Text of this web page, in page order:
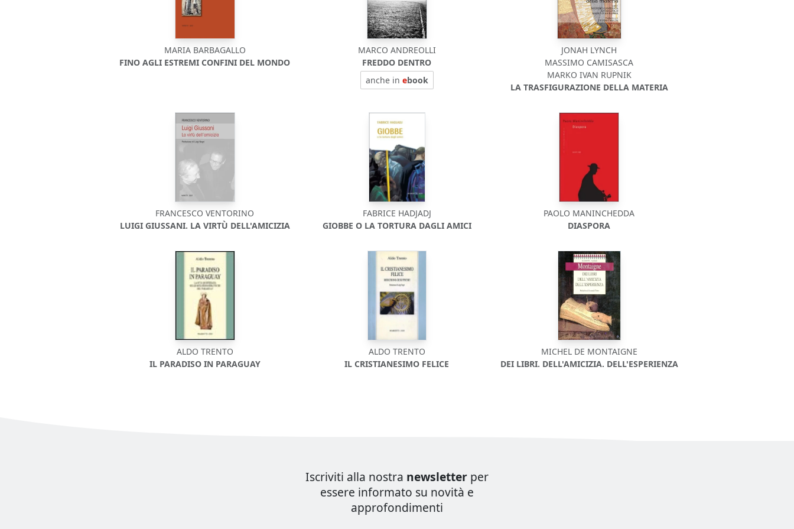
MARIA BARBAGALLO
FINO AGLI ESTREMI CONFINI DEL MONDO
MARCO ANDREOLLI
FREDDO DENTRO
anche in ebook
JONAH LYNCH
MASSIMO CAMISASCA
MARKO IVAN RUPNIK
LA TRASFIGURAZIONE DELLA MATERIA
FRANCESCO VENTORINO
LUIGI GIUSSANI. LA VIRTÙ DELL'AMICIZIA
FABRICE HADJADJ
GIOBBE O LA TORTURA DAGLI AMICI
PAOLO MANINCHEDDA
DIASPORA
ALDO TRENTO
IL PARADISO IN PARAGUAY
ALDO TRENTO
IL CRISTIANESIMO FELICE
MICHEL DE MONTAIGNE
DEI LIBRI. DELL'AMICIZIA. DELL'ESPERIENZA
Iscriviti alla nostra newsletter per
essere informato su novità e
approfondimenti